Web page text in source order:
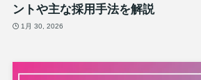
ントや主な採用手法を解説
1月 30, 2026